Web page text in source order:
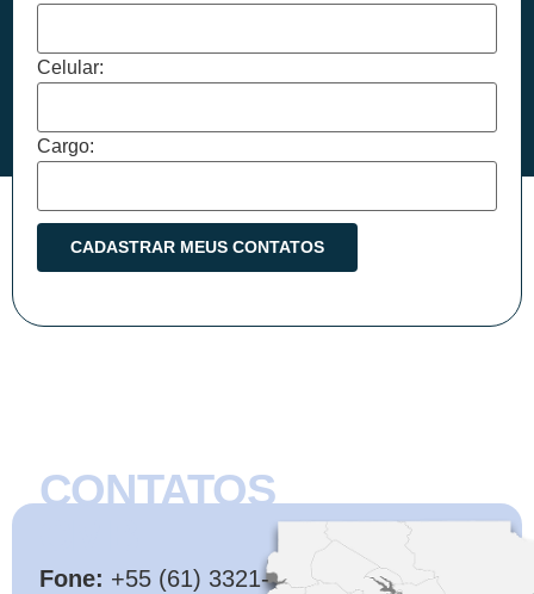
Celular:
Cargo:
CONTATOS
Fone: +55 (61) 3321-